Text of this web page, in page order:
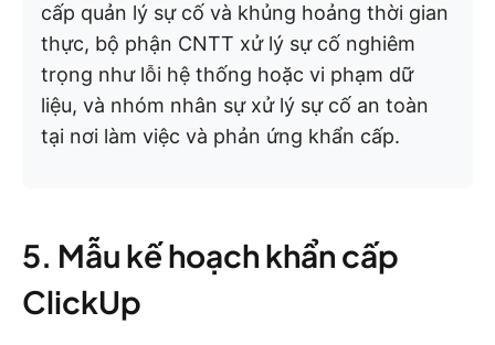
cấp quản lý sự cố và khủng hoảng thời gian
thực, bộ phận CNTT xử lý sự cố nghiêm
trọng như lỗi hệ thống hoặc vi phạm dữ
liệu, và nhóm nhân sự xử lý sự cố an toàn
tại nơi làm việc và phản ứng khẩn cấp.
5. Mẫu kế hoạch khẩn cấp
ClickUp